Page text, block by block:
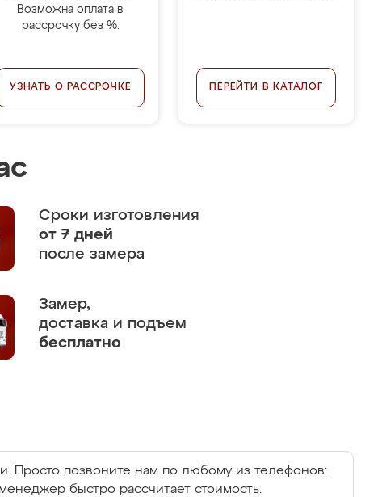
Возможна оплата в
рассрочку без %.
УЗНАТЬ О РАССРОЧКЕ ПЕРЕЙТИ В КАТАЛОГ
Сроки изготовления
от 7 дней
после замера
Замер,
доставка и подъем
бесплатно
Просто позвоните нам по любому из телефонов:
быстро рассчитает стоимость.